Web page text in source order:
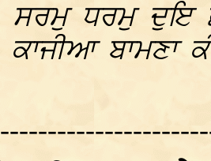
ਸਰਮੁ ਧਰਮੁ ਦੁਇ
ਕਾਜੀਆ ਬਾਮਣਾ